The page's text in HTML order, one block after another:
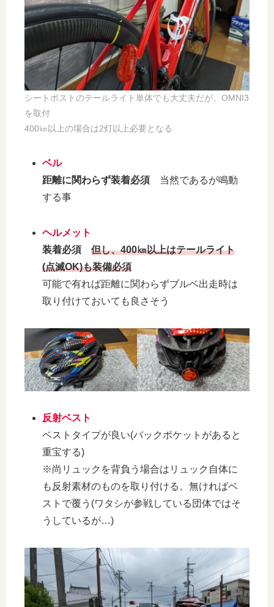
シートポストのテールライト単体でも大丈夫だが、OMNI3
を取付
400㎞以上の場合は2灯以上必要となる
ベル
距離に関わらず装着必須 当然であるが鳴動
する事
ヘルメット
装着必須但し、400㎞以上はテールライト
(点滅OK)も装備必須
可能で有れば距離に関わらずブルベ出走時は
取り付けておいても良さそう
反射ベスト
ベストタイプが良い(バックポケットがあると
重宝する)
※尚リュックを背負う場合はリュック自体に
も反射素材のものを取り付ける。無ければベ
ストで覆う(ワタシが参戦している団体ではそ
うしているが…)